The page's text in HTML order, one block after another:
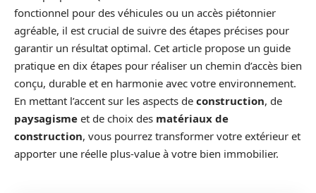
fonctionnel pour des véhicules ou un accès piétonnier
agréable, il est crucial de suivre des étapes précises pour
garantir un résultat optimal. Cet article propose un guide
pratique en dix étapes pour réaliser un chemin d’accès bien
conçu, durable et en harmonie avec votre environnement.
En mettant l’accent sur les aspects de construction, de
paysagisme et de choix des matériaux de
construction, vous pourrez transformer votre extérieur et
apporter une réelle plus-value à votre bien immobilier.